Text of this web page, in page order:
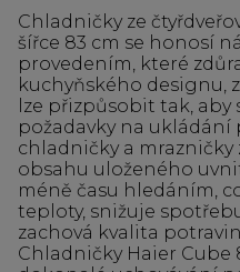
Chladničky ze
šířce 83 cm se honosí
provedením, které
kuchyňského designu,
lze přizpůsobit tak,
požadavky na ukládání
chladničky a
obsahu uloženého
méně času hledáním,
teploty, snižuje
zachová kvalita
Chladničky Haier Cube